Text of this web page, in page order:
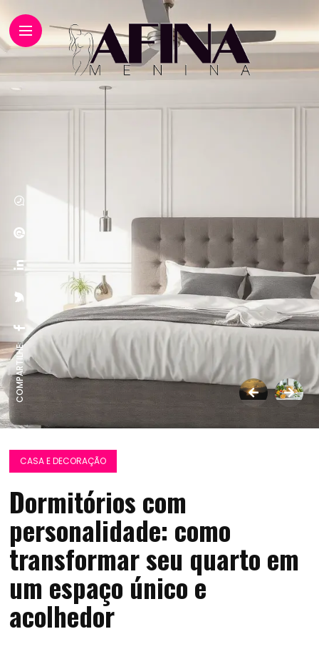
COMPARTILHE:
CASA E DECORAÇÃO
Dormitórios com
personalidade: como
transformar seu quarto em
um espaço único e
acolhedor